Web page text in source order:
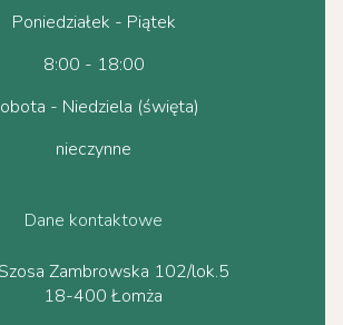
Poniedziałek - Piątek
8:00 - 18:00
- Niedziela (święta)
nieczynne
Dane kontaktowe
Zambrowska 102/lok.5
18-400 Łomża